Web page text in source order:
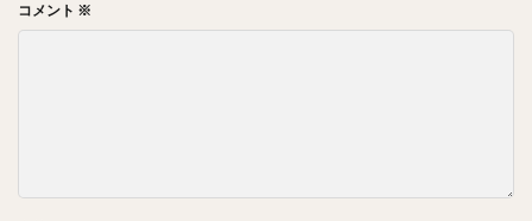
コメント ※